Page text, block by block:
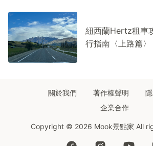
紐西蘭Hertz租車
行指南〈上路篇〉
關於我們 著作權聲明
企業合作
Copyright © 2026 Mook景點家 All